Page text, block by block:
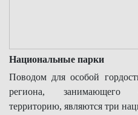
Национальные парки
Поводом для особой
региона, занимающего
территорию, являются три